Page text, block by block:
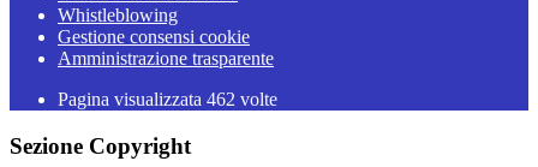
Whistleblowing
Gestione consensi cookie
Amministrazione trasparente
Pagina visualizzata 462 volte
Sezione Copyright